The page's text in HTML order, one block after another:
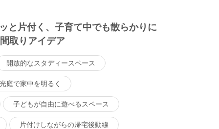
と片付く、子育て中でも散らかりに
取りアイデア
開放的なスタディースペース
光庭で家中を明るく
子どもが自由に遊べるスペース
片付けしながらの帰宅後動線